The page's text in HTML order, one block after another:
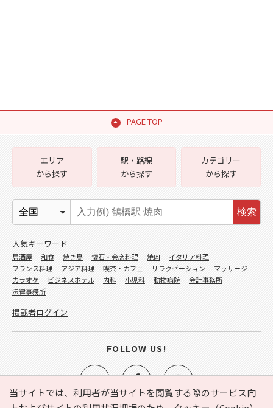
PAGE TOP
当サイトでは、利用者が当サイトを閲覧する際のサービス向
エリア
から探す
駅・路線
から探す
カテゴリー
から探す
検索
人気キーワード
居酒屋 和食 焼き鳥 懐石・会席料理 焼肉
イタリア料理
フランス料理
アジア料理 喫茶・カフェ リラクゼーション
マッサージ
カラオケ
ビジネスホテル 内科 小児科 動物病院
会計事務所
法律事務所
掲載者ログイン
FOLLOW US!